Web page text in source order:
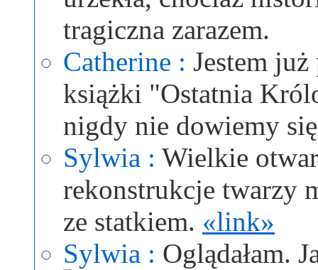
tragiczna zarazem.
Catherine : Jestem
książki "Ostatnia
nigdy nie dowiemy
Sylwia : Wielkie
rekonstrukcje twarzy
ze statkiem. «link»
Sylwia : Oglądałam.